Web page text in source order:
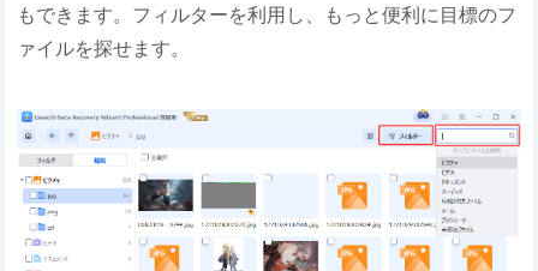
もできます。フィルターを利用し、もっと便利に目標のフ
ァイルを探せます。